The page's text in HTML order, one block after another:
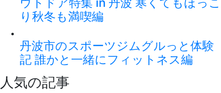
り秋冬も満喫編
丹波市のスポーツジムグルっと体験
記 誰かと一緒にフィットネス編
人気の記事